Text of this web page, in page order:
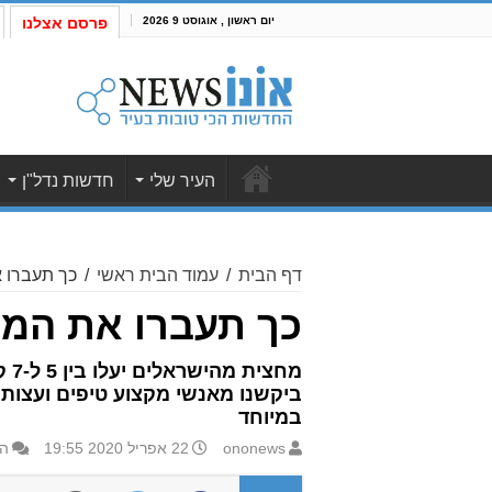
יום ראשון , אוגוסט 9 2026 פרסם אצלנו
העיר שלי חדשות נדל"ן
דף הבית / עמוד הבית ראשי / כך תעברו
כך תעברו את
ביקשנו מאנשי מקצוע טיפים
במיוחד
ononews 22 אפריל 2020 19:55